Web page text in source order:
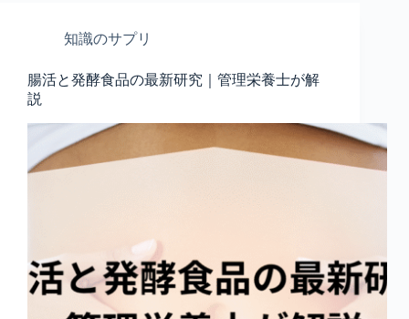
知識のサプリ
腸活と発酵食品の最新研究｜管理栄養士が解
説